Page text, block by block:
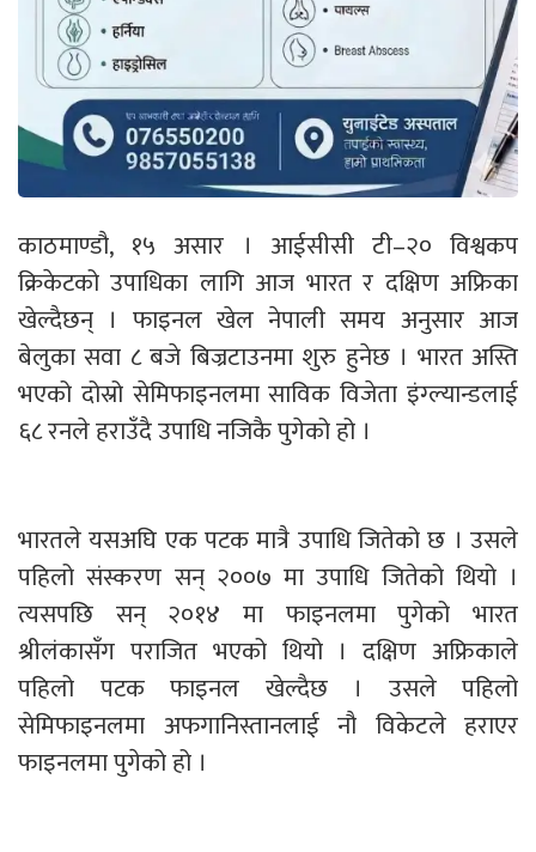
काठमाण्डौ, १५ असार । आईसीसी टी–२० विश्वकप
क्रिकेटको उपाधिका लागि आज भारत र दक्षिण अफ्रिका
खेल्दैछन् । फाइनल खेल नेपाली समय अनुसार आज
बेलुका सवा ८ बजे बिज्रटाउनमा शुरु हुनेछ । भारत अस्ति
भएको दोस्रो सेमिफाइनलमा साविक विजेता इंग्ल्यान्डलाई
६८ रनले हराउँदै उपाधि नजिकै पुगेको हो ।
भारतले यसअघि एक पटक मात्रै उपाधि जितेको छ । उसले
पहिलो संस्करण सन् २००७ मा उपाधि जितेको थियो ।
त्यसपछि सन् २०१४ मा फाइनलमा पुगेको भारत
श्रीलंकासँग पराजित भएको थियो । दक्षिण अफ्रिकाले
पहिलो पटक फाइनल खेल्दैछ । उसले पहिलो
सेमिफाइनलमा अफगानिस्तानलाई नौ विकेटले हराएर
फाइनलमा पुगेको हो ।